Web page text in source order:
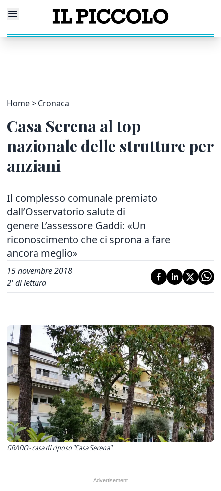
Home Cronaca
Casa Serena al top
nazionale delle strutture per
anziani
Il complesso comunale premiato
dall’Osservatorio salute di
genere L’assessore Gaddi: «Un
riconoscimento che ci sprona a fare
ancora meglio»
15 novembre 2018
2' di lettura
GRADO - casa di riposo "Casa Serena"